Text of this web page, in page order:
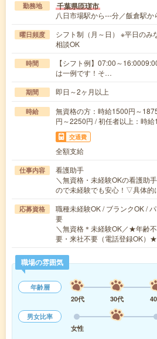
勤務地 千葉県匝瑳市
八日市場駅から---分／飯倉駅か
曜日頻度
シフト制（月～日） ※平日のみ
相談OK
時間
【シフト例】07:00～
は一例です！そ…
期間 即日～2ヶ月以上
時給
無資格の方：時給1500円～
円～2250円 / 初任者以上：時
交通費
全額支給
仕事内容
看護助手
＼無資格・未経験OKの看護助
ので未経験でも安心！▽具体
応募資格
職種未経験OK / ブランクOK /
要
＼無資格＊未経験OK／★年齢
要・来社不要（電話登録OK）
職場の雰囲気
年齢層
20代
30代
男女比率
女性